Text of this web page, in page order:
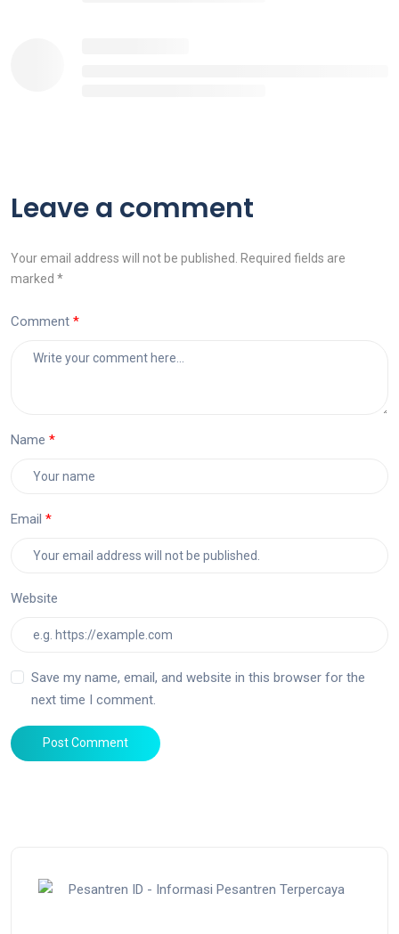
Leave a comment
Your email address will not be published. Required fields are
marked *
Comment
Name
Email
Website
Save my name, email, and website in this browser for the
next time I comment.
Post Comment